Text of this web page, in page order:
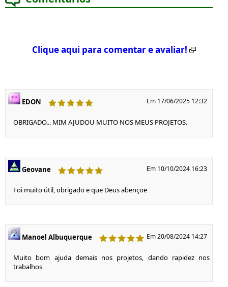
Clique aqui para comentar e avaliar!
EDON Em 17/06/2025 12:32
OBRIGADO... MIM AJUDOU MUITO NOS MEUS PROJETOS.
Geovane Em 10/10/2024 16:23
Foi muito útil, obrigado e que Deus abençoe
Manoel Albuquerque Em 20/08/2024 14:27
Muito bom ajuda demais nos projetos, dando rapidez nos
trabalhos